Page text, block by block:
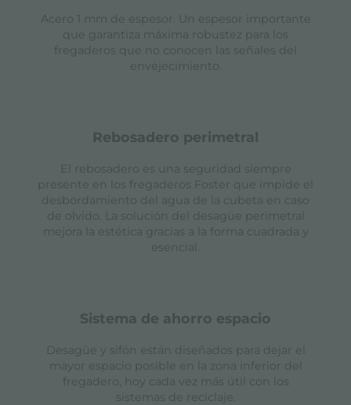
Acero 1 mm de espesor. Un espesor importante
que garantiza máxima robustez para los
fregaderos que no conocen las señales del
envejecimiento.
rebosadero perimetral
El rebosadero es una seguridad siempre
presente en los fregaderos Foster que impide el
desbordamiento del agua de la cubeta en caso
de olvido. La solución del desagüe perimetral
mejora la estética gracias a la forma cuadrada y
esencial.
sistema de ahorro espacio
Desagüe y sifón están diseñados para dejar el
mayor espacio posible en la zona inferior del
fregadero, hoy cada vez más útil con los
sistemas de reciclaje.